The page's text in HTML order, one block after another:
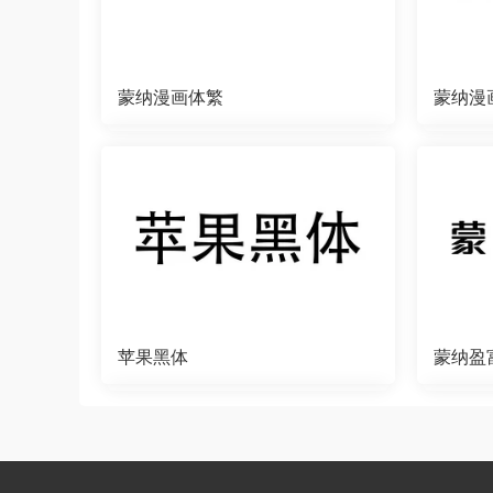
蒙纳漫画体繁 蒙纳漫
苹果黑体 蒙纳盈